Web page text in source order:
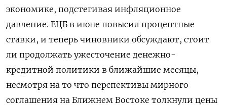
экономике, подстегивая инфляционное
давление. ЕЦБ в июне повысил процентные
ставки, и теперь чиновники обсуждают, стоит
ли продолжать ужесточение денежно-
кредитной политики в ближайшие месяцы, ​
несмотря на то что перспективы мирного ​
соглашения на Ближнем ​Востоке толкнули ⁠цены